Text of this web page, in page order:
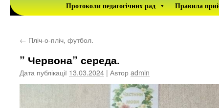
Протоколи педагогічних рад
Правила
← Пліч-о-пліч, футбол.
” Червона” середа.
Дата публікації 13.03.2024 | Авторadmin